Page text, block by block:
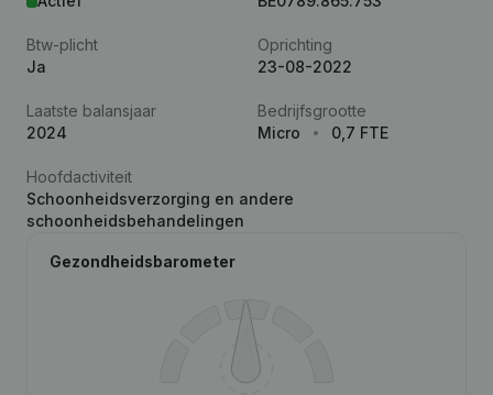
Btw-plicht
Ja
Oprichting
23-08-2022
Laatste balansjaar
2024
Bedrijfsgrootte
Micro
0,7 FTE
Hoofdactiviteit
Schoonheidsverzorging en andere
schoonheidsbehandelingen
Gezondheidsbarometer